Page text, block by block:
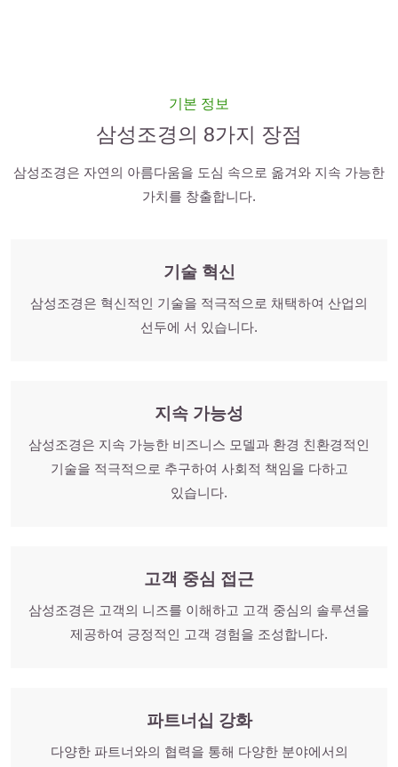
기본 정보
삼성조경의 8가지 장점
삼성조경은 자연의 아름다움을 도심 속으로 옮겨와 지속 가능한
가치를 창출합니다.
기술 혁신
삼성조경은 혁신적인 기술을 적극적으로 채택하여 산업의
선두에 서 있습니다.
지속 가능성
삼성조경은 지속 가능한 비즈니스 모델과 환경 친환경적인
기술을 적극적으로 추구하여 사회적 책임을 다하고
있습니다.
고객 중심 접근
삼성조경은 고객의 니즈를 이해하고 고객 중심의 솔루션을
제공하여 긍정적인 고객 경험을 조성합니다.
파트너십 강화
다양한 파트너와의 협력을 통해 다양한 분야에서의